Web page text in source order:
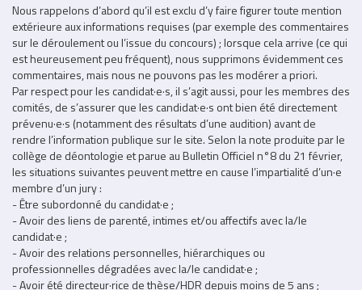
Nous rappelons d’abord qu’il est exclu d’y faire figurer toute mention
extérieure aux informations requises (par exemple des commentaires
sur le déroulement ou l’issue du concours) ; lorsque cela arrive (ce qui
est heureusement peu fréquent), nous supprimons évidemment ces
commentaires, mais nous ne pouvons pas les modérer a priori.
Par respect pour les candidat·e·s, il s’agit aussi, pour les membres des
comités, de s’assurer que les candidat·e·s ont bien été directement
prévenu·e·s (notamment des résultats d’une audition) avant de
rendre l’information publique sur le site. Selon la note produite par le
collège de déontologie et parue au Bulletin Officiel n°8 du 21 février,
les situations suivantes peuvent mettre en cause l’impartialité d’un·e
membre d’un jury :
- Être subordonné du candidat·e ;
- Avoir des liens de parenté, intimes et/ou affectifs avec la/le
candidat·e ;
- Avoir des relations personnelles, hiérarchiques ou
professionnelles dégradées avec la/le candidat·e ;
- Avoir été directeur·rice de thèse/HDR depuis moins de 5 ans ;